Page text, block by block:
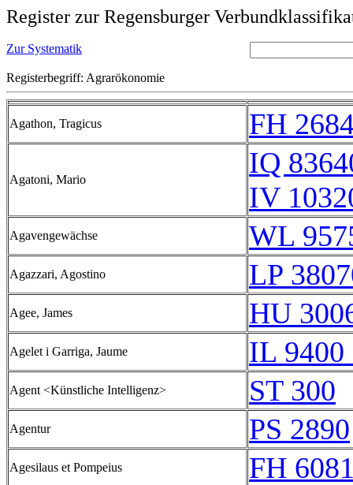
Register zur Regensburger
Zur Systematik
Registerbegriff: Agrarökonomie
Agathon, Tragicus FH
Agatoni, Mario
IQ
IV
Agavengewächse WL
Agazzari, Agostino LP
Agee, James HU
Agelet i Garriga, Jaume IL
Agent <Künstliche Intelligenz> ST 300
Agentur PS 2890
Agesilaus et Pompeius FH